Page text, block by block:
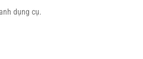
dụng cụ.